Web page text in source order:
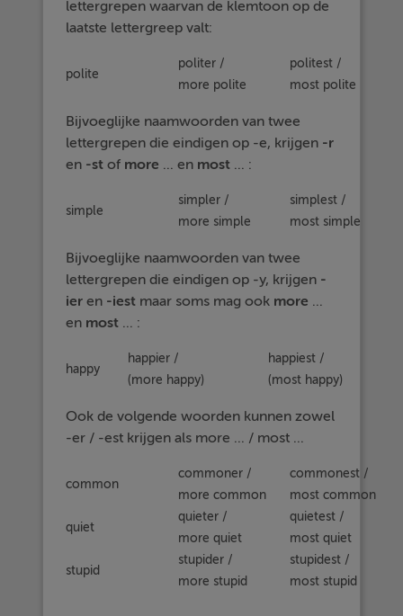
lettergrepen waarvan de klemtoon op de
laatste lettergreep valt:
polite
politer /
politest /
more polite
most polite
Bijvoeglijke naamwoorden van twee
lettergrepen die eindigen op -e, krijgen -r
en -st of more ... en most ... :
simple
simpler /
simplest /
more simple
most simple
Bijvoeglijke naamwoorden van twee
lettergrepen die eindigen op -y, krijgen -
ier en -iest maar soms mag ook more ...
en most ... :
happy
happier /
happiest /
(more happy)
(most happy)
Ook de volgende woorden kunnen zowel
-er / -est krijgen als more ... / most ...
common
commoner /
commonest /
more common
most common
quiet
quieter /
quietest /
more quiet
most quiet
stupid
stupider /
stupidest /
more stupid
most stupid